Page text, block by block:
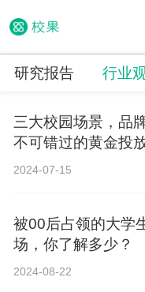
研究报告 行业
三大校园场景，品
不可错过的黄金投
2024-07-15
被00后占领的大学
场，你了解多少？
2024-08-22